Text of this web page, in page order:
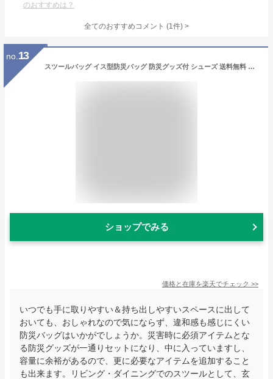
のおすすめは？
全てのおすすめコメント (1件) >
no. 13
スツールバッグ イス型防災バッグ 防災グッズ付 シューズ 送料無料 プチプラ 秋 旅行【あす楽対応】
ショップでみる
価格と在庫を楽天でチェック >>
いつでも手に取りやすい＆持ち出しやすいスペースに出して
おいても、おしゃれなので気にならず、違和感も感じにくい
防災バッグはいかがでしょうか。災害時に必須アイテムとな
る防災グッズが一通りセットになり、中に入っていますし、
容量に余裕があるので、更に必要なアイテムを追加すること
も出来ます。リビング・ダイニングでのスツールとして、玄